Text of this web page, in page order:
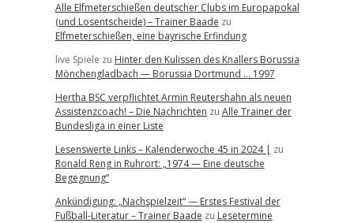
Alle Elfmeterschießen deutscher Clubs im Europapokal
(und Losentscheide) – Trainer Baade zu
Elfmeterschießen, eine bayrische Erfindung
live Spiele zu Hinter den Kulissen des Knallers Borussia
Mönchengladbach — Borussia Dortmund … 1997
Hertha BSC verpflichtet Armin Reutershahn als neuen
Assistenzcoach! – Die Nachrichten zu Alle Trainer der
Bundesliga in einer Liste
Lesenswerte Links – Kalenderwoche 45 in 2024 | zu
Ronald Reng in Ruhrort: „1974 — Eine deutsche
Begegnung“
Ankündigung: „Nachspielzeit“ — Erstes Festival der
Fußball-Literatur – Trainer Baade zu Lesetermine